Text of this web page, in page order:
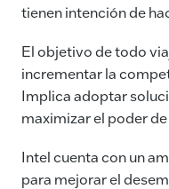
tienen intención de
El objetivo de todo
incrementar la
Implica adoptar
maximizar el poder
Intel cuenta con un
para mejorar el